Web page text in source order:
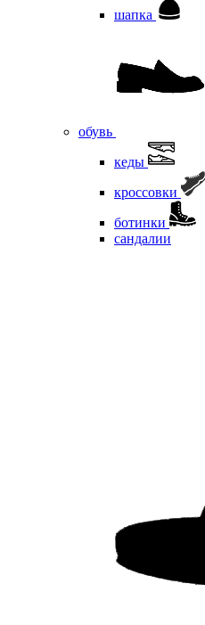
шапка
обувь
кеды
кроссовки
ботинки
сандалии